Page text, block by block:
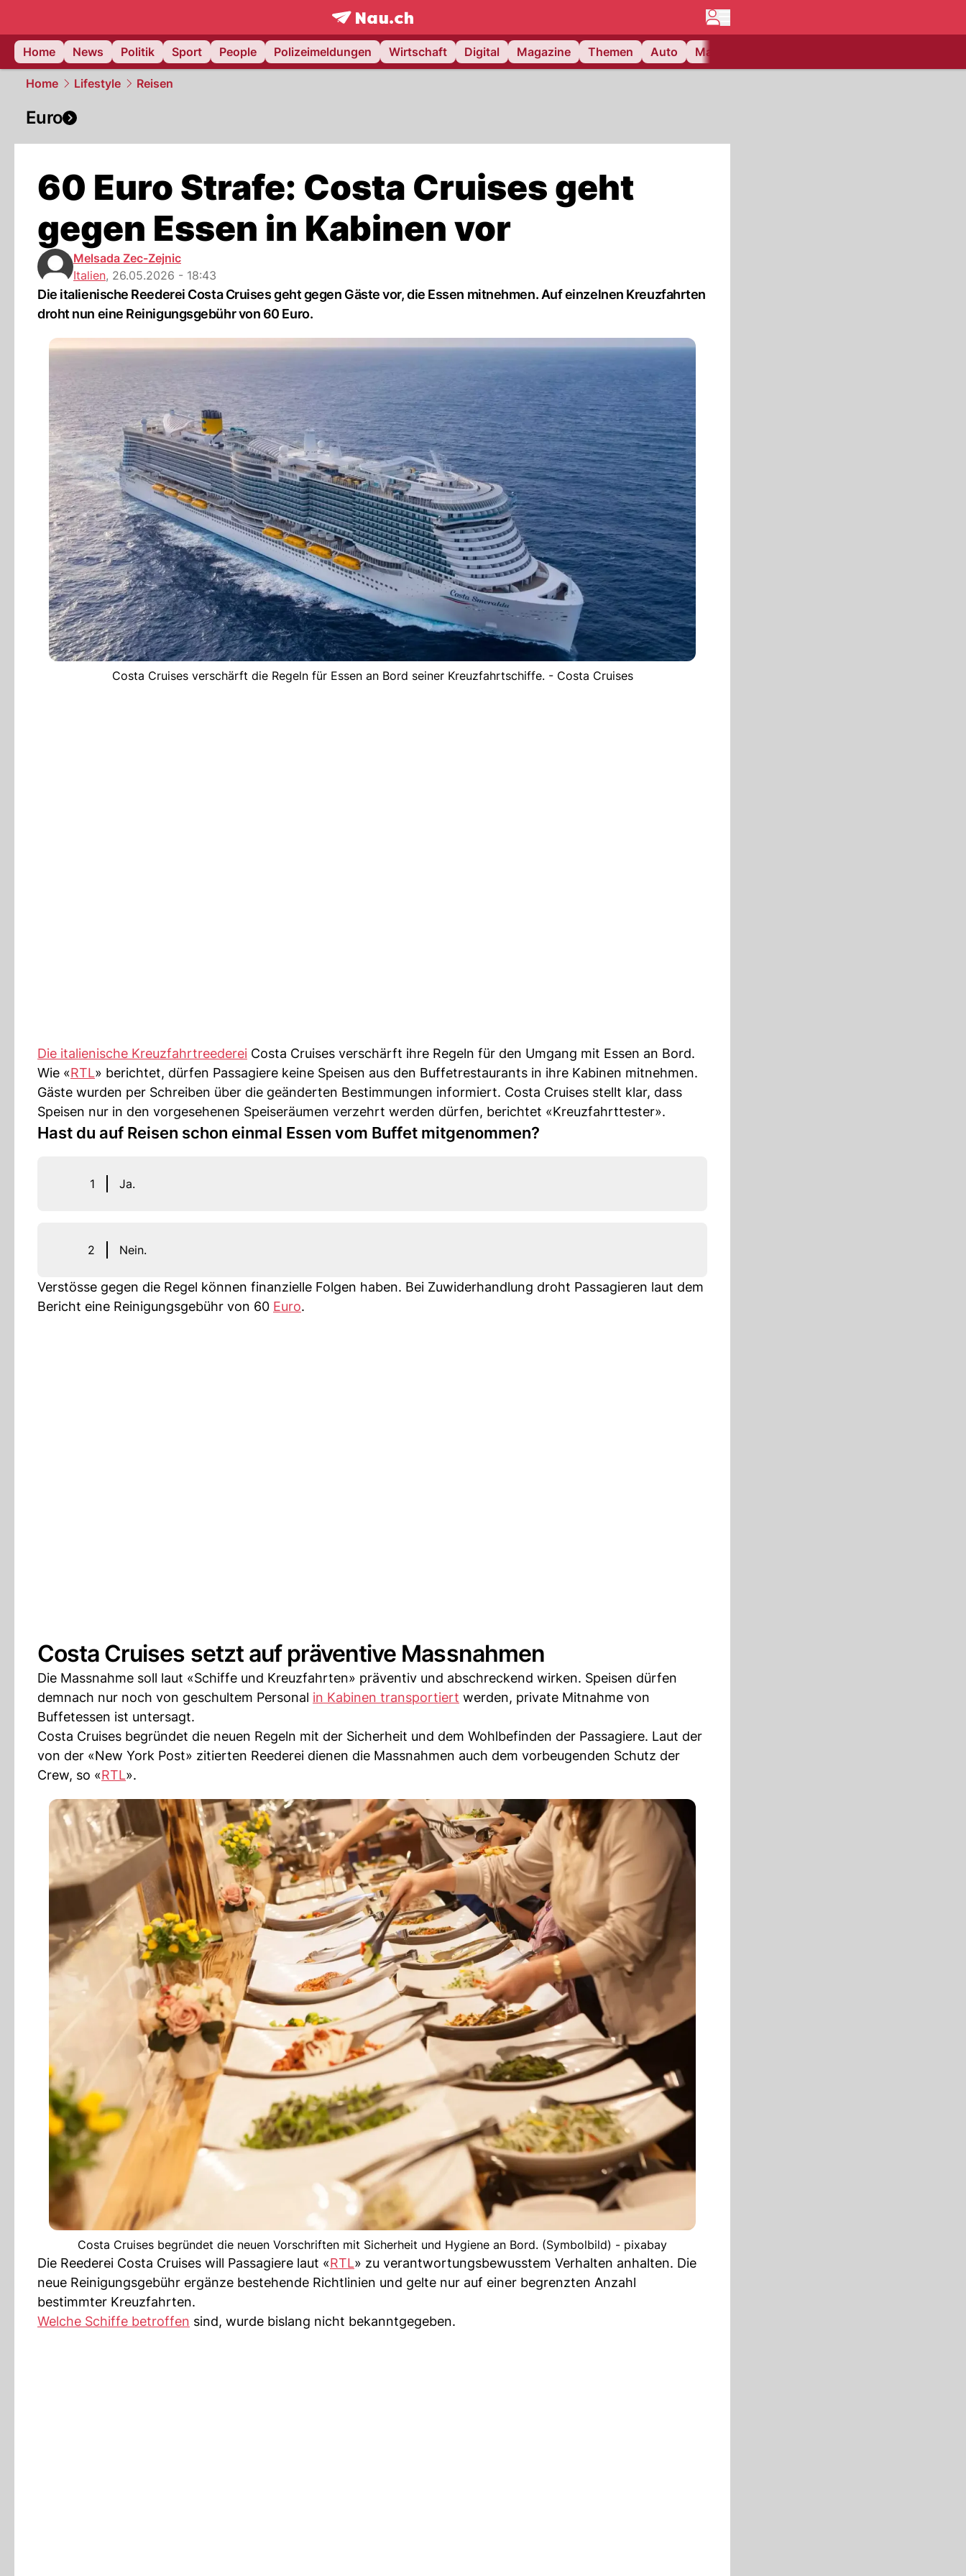
frontpage.NAU.ch
Home
News Politik Sport People Polizeimeldungen Wirtschaft Digital Magazine Themen Auto Matchcenter
Home Lifestyle Reisen
Euro
60 Euro Strafe: Costa Cruises geht
gegen Essen in Kabinen vor
Melsada Zec-Zejnic
Italien, 26.05.2026 - 18:43
Die italienische Reederei Costa Cruises geht gegen Gäste vor, die Essen mitnehmen. Auf einzelnen Kreuzfahrten
droht nun eine Reinigungsgebühr von 60 Euro.
Costa Cruises verschärft die Regeln für Essen an Bord seiner Kreuzfahrtschiffe. - Costa Cruises
Die italienische Kreuzfahrtreederei Costa Cruises verschärft ihre Regeln für den Umgang mit Essen an Bord.
Wie «RTL» berichtet, dürfen Passagiere keine Speisen aus den Buffetrestaurants in ihre Kabinen mitnehmen.
Gäste wurden per Schreiben über die geänderten Bestimmungen informiert. Costa Cruises stellt klar, dass
Speisen nur in den vorgesehenen Speiseräumen verzehrt werden dürfen, berichtet «Kreuzfahrttester».
Hast du auf Reisen schon einmal Essen vom Buffet mitgenommen?
1 Ja.
2 Nein.
Verstösse gegen die Regel können finanzielle Folgen haben. Bei Zuwiderhandlung droht Passagieren laut dem
Bericht eine Reinigungsgebühr von 60 Euro.
Costa Cruises setzt auf präventive Massnahmen
Die Massnahme soll laut «Schiffe und Kreuzfahrten» präventiv und abschreckend wirken. Speisen dürfen
demnach nur noch von geschultem Personal in Kabinen transportiert werden, private Mitnahme von
Buffetessen ist untersagt.
Costa Cruises begründet die neuen Regeln mit der Sicherheit und dem Wohlbefinden der Passagiere. Laut der
von der «New York Post» zitierten Reederei dienen die Massnahmen auch dem vorbeugenden Schutz der
Crew, so «RTL».
Costa Cruises begründet die neuen Vorschriften mit Sicherheit und Hygiene an Bord. (Symbolbild) - pixabay
Die Reederei Costa Cruises will Passagiere laut «RTL» zu verantwortungsbewusstem Verhalten anhalten. Die
neue Reinigungsgebühr ergänze bestehende Richtlinien und gelte nur auf einer begrenzten Anzahl
bestimmter Kreuzfahrten.
Welche Schiffe betroffen sind, wurde bislang nicht bekanntgegeben.